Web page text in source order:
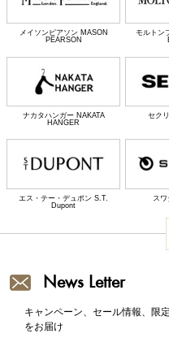
メイソンピアソン MASON
PEARSON
モルトン
ナカタハンガー NAKATA
HANGER
セク
エス・テー・デュポン S.T.
Dupont
ス
News Letter
キャンペーン、セール情報、限
をお届け